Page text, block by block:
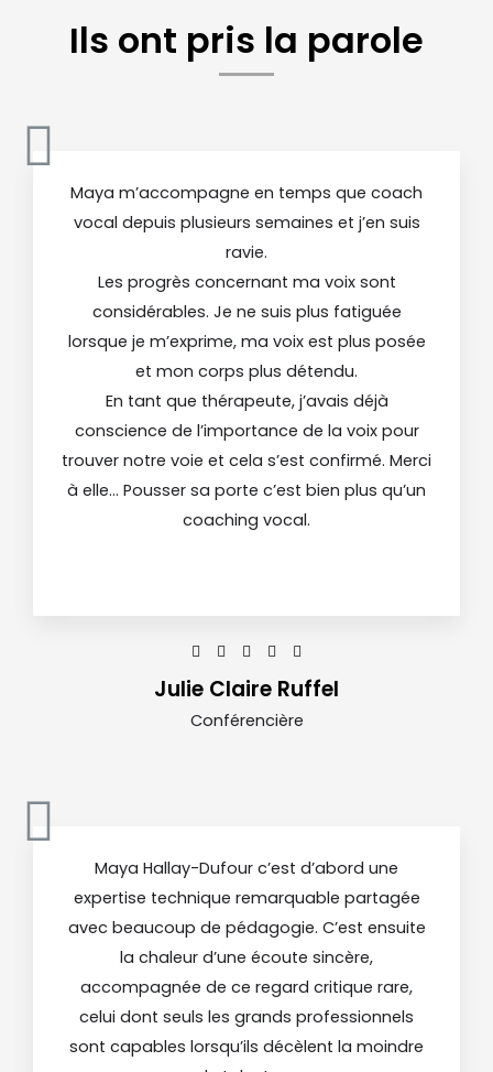
Ils ont pris la parole
Maya m’accompagne en temps que coach
vocal depuis plusieurs semaines et j’en suis
ravie.
Les progrès concernant ma voix sont
considérables. Je ne suis plus fatiguée
lorsque je m’exprime, ma voix est plus posée
et mon corps plus détendu.
En tant que thérapeute, j’avais déjà
conscience de l’importance de la voix pour
trouver notre voie et cela s’est confirmé. Merci
à elle… Pousser sa porte c’est bien plus qu’un
coaching vocal.
    
Julie Claire Ruffel
Conférencière
Maya Hallay-Dufour c’est d’abord une
expertise technique remarquable partagée
avec beaucoup de pédagogie. C’est ensuite
la chaleur d’une écoute sincère,
accompagnée de ce regard critique rare,
celui dont seuls les grands professionnels
sont capables lorsqu’ils décèlent la moindre